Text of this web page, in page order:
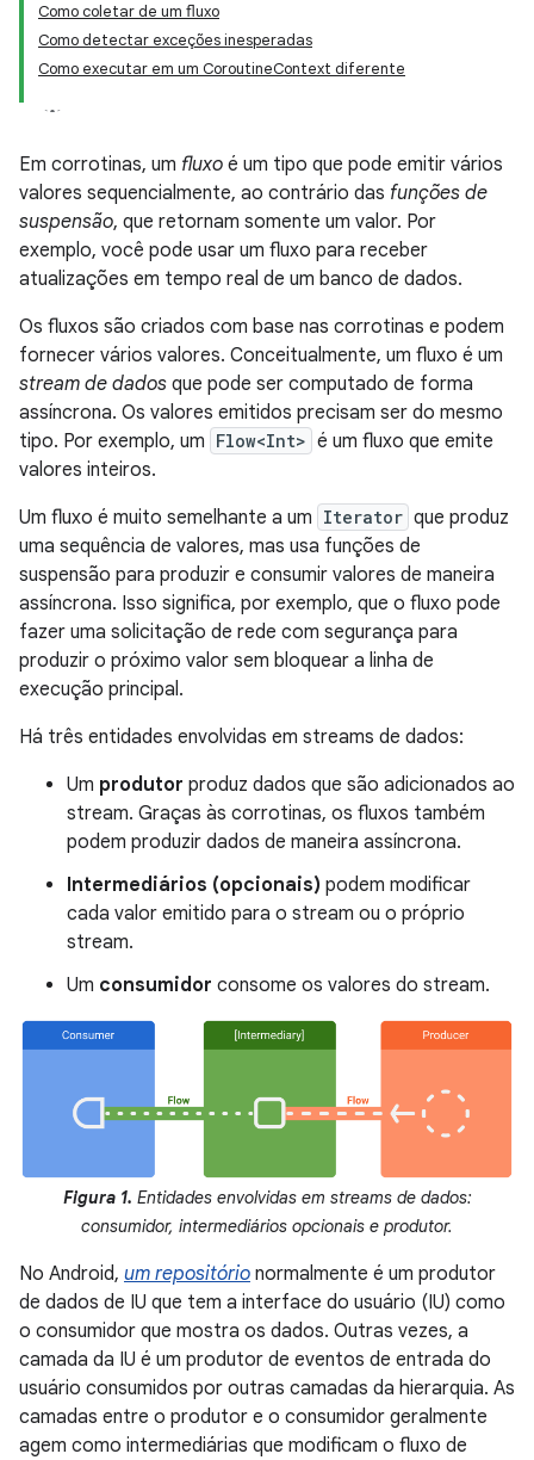
Como coletar de um fluxo
Como detectar exceções inesperadas
Como executar em um CoroutineContext diferente
Em corrotinas, um fluxo é um tipo que pode emitir vários
valores sequencialmente, ao contrário das funções de
suspensão, que retornam somente um valor. Por
exemplo, você pode usar um fluxo para receber
atualizações em tempo real de um banco de dados.
Os fluxos são criados com base nas corrotinas e podem
fornecer vários valores. Conceitualmente, um fluxo é um
stream de dados que pode ser computado de forma
assíncrona. Os valores emitidos precisam ser do mesmo
tipo. Por exemplo, um Flow<Int> é um fluxo que emite
valores inteiros.
Um fluxo é muito semelhante a um Iterator que produz
uma sequência de valores, mas usa funções de
suspensão para produzir e consumir valores de maneira
assíncrona. Isso significa, por exemplo, que o fluxo pode
fazer uma solicitação de rede com segurança para
produzir o próximo valor sem bloquear a linha de
execução principal.
Há três entidades envolvidas em streams de dados:
Um produtor produz dados que são adicionados ao
stream. Graças às corrotinas, os fluxos também
podem produzir dados de maneira assíncrona.
Intermediários (opcionais) podem modificar
cada valor emitido para o stream ou o próprio
stream.
Um consumidor consome os valores do stream.
Figura 1. Entidades envolvidas em streams de dados:
consumidor, intermediários opcionais e produtor.
No Android, um repositório normalmente é um produtor
de dados de IU que tem a interface do usuário (IU) como
o consumidor que mostra os dados. Outras vezes, a
camada da IU é um produtor de eventos de entrada do
usuário consumidos por outras camadas da hierarquia. As
camadas entre o produtor e o consumidor geralmente
agem como intermediárias que modificam o fluxo de